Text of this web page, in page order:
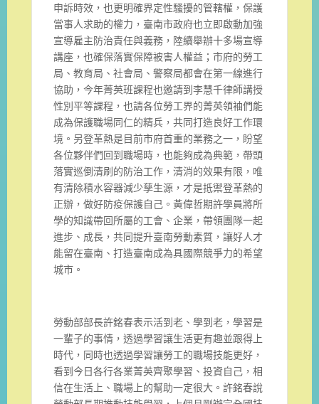
申訴時效，也更明確界定性騷擾的管轄權，保護
當事人求助的權力，臺南市政府也立即啟動加強
宣導雇主防治責任與義務，陸續舉辦十多場宣導
講座，也確保落實保障被害人權益；市府的勞工
局、教育局、社會局、警察局都會在第一線進行
協助，今年菁英班課程也邀請到李慧千律師講授
性別平等課程，也請各位勞工界的菁英領袖們能
成為保護職場同仁的精兵，共同打造良好工作環
境。另登革熱是目前市府首重的業務之一，盼望
各位夥伴們回到職場時，也能夠成為典範，帶頭
落實巡倒清刷的防治工作，清消的效果有限，唯
有清除積水容器減少孳生源，才是抵禦登革熱的
正辦，做好防疫保護自己。黃偉哲期許學員將所
學的知識帶回所屬的工會、企業，帶領團隊一起
進步、成長，共同提升臺南勞動素質，讓好人才
能留在臺南、打造臺南成為具國際競爭力的希望
城市。
勞動部部長許銘春表示活到老、學到老，學習是
一輩子的事情，透過學習讓生活更有趣並跟得上
時代，同時也透過學習讓勞工的職場技能更好，
看到今日各行各業菁英齊聚學習、投資自己，相
信在生活上、職場上的幫助一定很大。許銘春說